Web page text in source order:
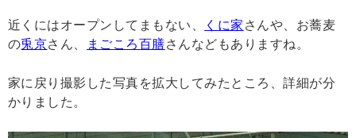
近くにはオープンしてまもない、 くに家 さんや、お蕎麦
の兎京さん、 まごころ百膳さんなどもありますね。
家に戻り撮影した写真を拡大してみたところ、詳細が分
かりました。